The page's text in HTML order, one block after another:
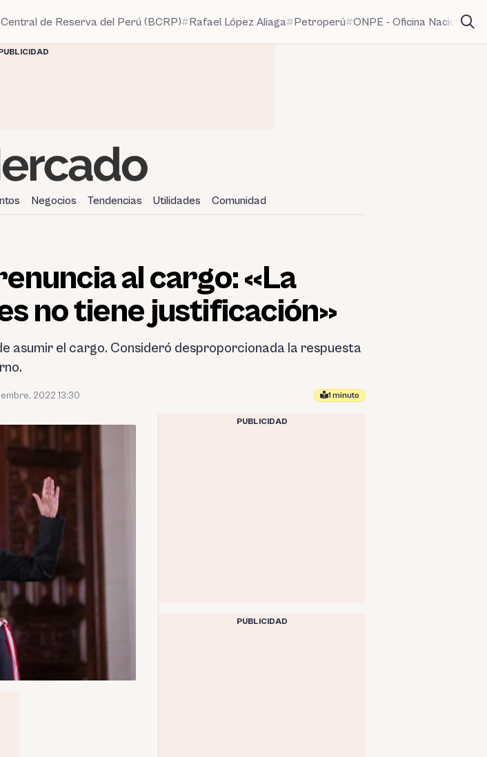
de Reserva del Perú (BCRP) Rafael López Aliaga Petroperú ONPE - Oficina Nacional
Negocios Tendencias Utilidades Comunidad
al cargo: «La
no tiene justificación»
asumir el cargo. Consideró desproporcionada la respuesta
2022 13:30 1 minuto
PUBLICIDAD
PUBLICIDAD